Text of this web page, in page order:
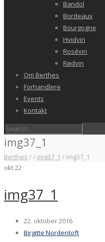
Bandol
Bordeaux
Bourgogne
Hvidvin
Rosévin
Rødvin
Om Berthes
Forhandlere
Events
Kontakt
img37_1
Berthes // img37_1 / img37_1
okt22
img37_1
22. oktober 2016
Birgitte Nordentoft